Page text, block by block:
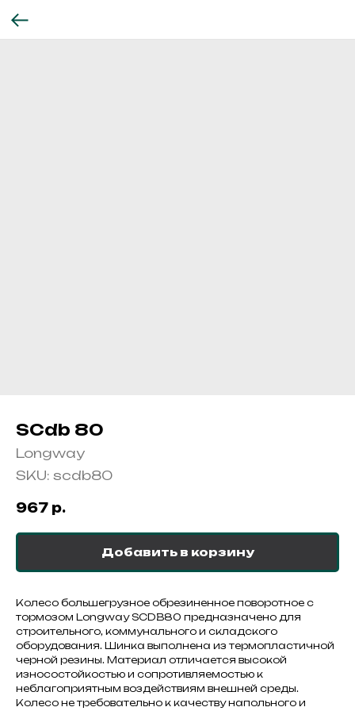
SCdb 80
Longway
SKU: scdb80
967 р.
Добавить в корзину
Колесо большегрузное обрезиненное поворотное с
тормозом Longway SCDB80 предназначено для
строительного, коммунального и складского
оборудования. Шинка выполнена из термопластичной
черной резины. Материал отличается высокой
износостойкостью и сопротивляемостью к
неблагоприятным воздействиям внешней среды.
Колесо не требовательно к качеству напольного и